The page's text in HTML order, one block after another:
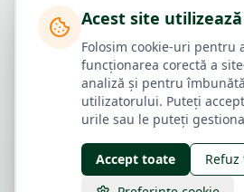
- Proces ușor și digitalizat
- Costuri eficiente pentru
- Servicii adaptabile în funcție
Pentru clienți individuali,
soluție rapidă și comodă
pachetelor în oraș, fără cozi,
inutile și fără incertitudini.
Acest site
Folosim cookie-uri pentru
funcționarea corectă a
analiză și pentru
utilizatorului. Puteți
urile sau le puteți
Accept toate